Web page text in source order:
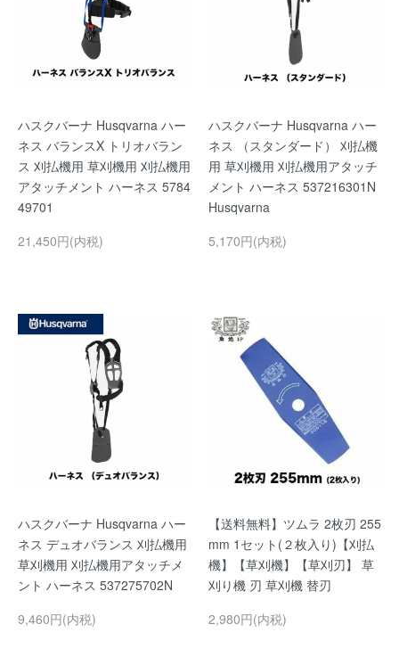
ハスクバーナ Husqvarna ハー
ネス バランスX トリオバラン
ス 刈払機用 草刈機用 刈払機用
アタッチメント ハーネス 5784
49701
21,450円(内税)
ハスクバーナ Husqvarna ハー
ネス （スタンダード） 刈払機
用 草刈機用 刈払機用アタッチ
メント ハーネス 537216301N
Husqvarna
5,170円(内税)
ハスクバーナ Husqvarna ハー
ネス デュオバランス 刈払機用
草刈機用 刈払機用アタッチメ
ント ハーネス 537275702N
9,460円(内税)
【送料無料】ツムラ 2枚刃 255
mm 1セット(２枚入り)【刈払
機】【草刈機】【草刈刃】 草
刈り機 刃 草刈機 替刃
2,980円(内税)